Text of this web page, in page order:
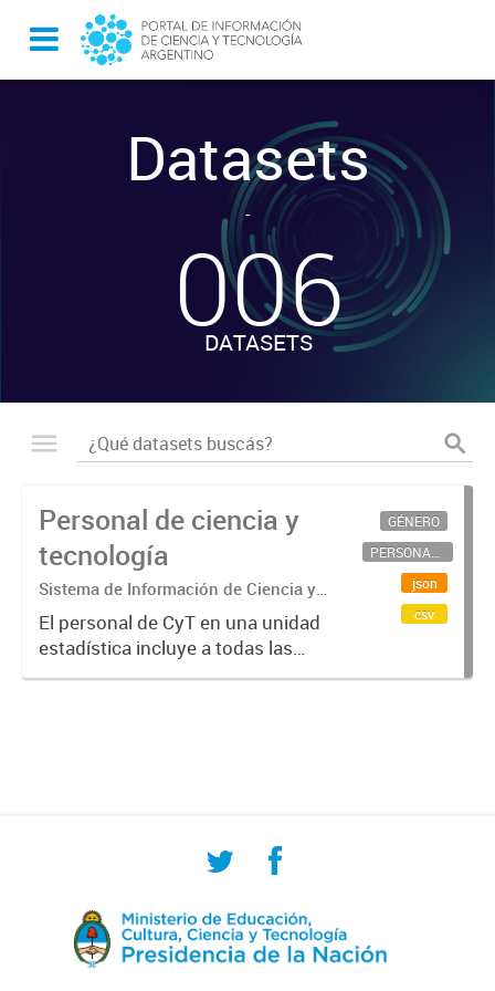
Datasets
-
006
DATASETS
Personal de ciencia y
tecnología
Sistema de Información de Ciencia y
Tecnología Argentino (SICYTAR)
El personal de CyT en una unidad
estadística incluye a todas las
personas involucradas
GÉNERO
PERSONAL CIENTÍFICO-TECNOLÓGICO
json
csv